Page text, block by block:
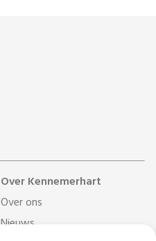
Over Kennemerhart
Over ons
Nieuws